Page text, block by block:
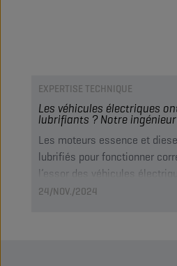
EXPERTISE TECHNIQUE
Les véhicules électriques
lubrifiants ? Notre
Les moteurs essence et
lubrifiés pour fonctionner
l’essor des véhicules
les routes, vous vous posez
24/NOV./2024